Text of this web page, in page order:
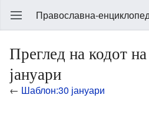
Православна-
Преглед на кодот
јануари
← Шаблон:30 јануари